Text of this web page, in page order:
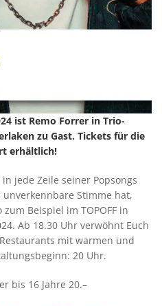
ist Remo Forrer in Trio-
zu Gast. Tickets für die
erhältlich!
jede Zeile seiner Popsongs
Stimme hat,
Beispiel im TOPOFF in
Ab 18.30 Uhr verwöhnt Euch
mit warmen und
20 Uhr.
bis 16 Jahre 20.–